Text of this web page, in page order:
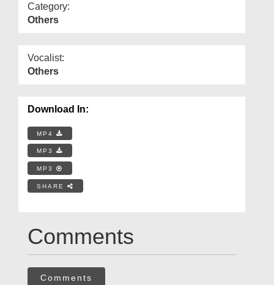
Category:
Others
Vocalist:
Others
Download In:
MP4
MP3
MP3
SHARE
Comments
Comments